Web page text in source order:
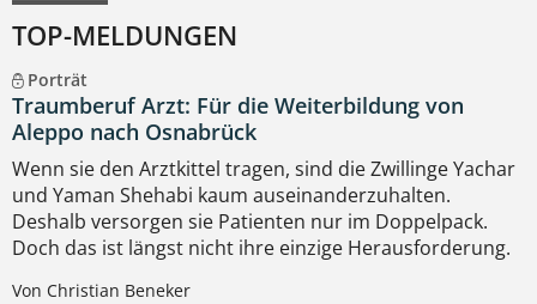
TOP-MELDUNGEN
Porträt
Traumberuf Arzt: Für die Weiterbildung von
Aleppo nach Osnabrück
Wenn sie den Arztkittel tragen, sind die Zwillinge Yachar
und Yaman Shehabi kaum auseinanderzuhalten.
Deshalb versorgen sie Patienten nur im Doppelpack.
Doch das ist längst nicht ihre einzige Herausforderung.
Von Christian Beneker